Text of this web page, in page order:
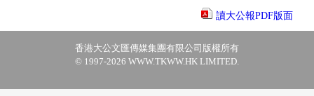
讀大公報PDF版面
香港大公文匯傳媒集團有限公司版權所有
© 1997-2026 WWW.TKWW.HK LIMITED.